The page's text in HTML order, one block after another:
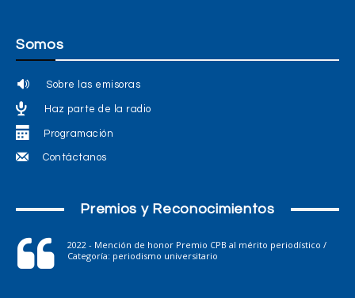
Somos
Sobre las emisoras
Haz parte de la radio
Programación
Contáctanos
Premios y Reconocimientos
2022 - Mención de honor Premio CPB al mérito periodístico /
Categoría: periodismo universitario